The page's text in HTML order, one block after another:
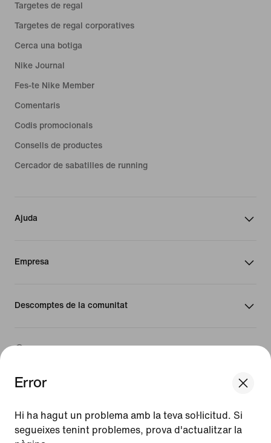
Update your location?
Error
Hi ha hagut un problema amb la teva sol·licitud. Si
segueixes tenint problemes, prova d'actualitzar la
Targetes de regal
Targetes de regal corporatives
Cerca una botiga
Nike Journal
Fes-te Nike Member
Comentaris
Codis promocionals
Consells de productes
Cercador de sabatilles de running
Ajuda
Empresa
Descomptes de la comunitat
Condicions d'ús
Condicions de venda